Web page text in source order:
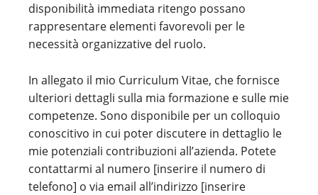
disponibilità immediata ritengo possano
rappresentare elementi favorevoli per le
necessità organizzative del ruolo.
In allegato il mio Curriculum Vitae, che fornisce
ulteriori dettagli sulla mia formazione e sulle mie
competenze. Sono disponibile per un colloquio
conoscitivo in cui poter discutere in dettaglio le
mie potenziali contribuzioni all’azienda. Potete
contattarmi al numero [inserire il numero di
telefono] o via email all’indirizzo [inserire